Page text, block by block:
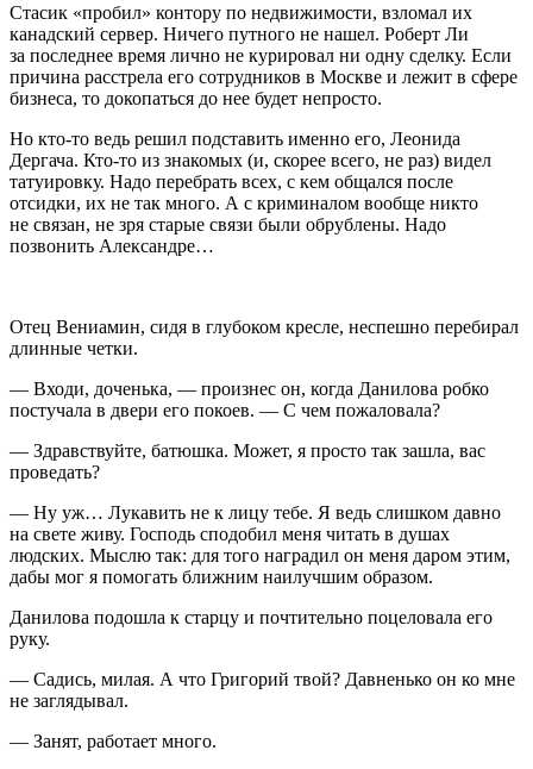
Стасик «пробил» контору по недвижимости, взломал их
канадский сервер. Ничего путного не нашел. Роберт Ли
за последнее время лично не курировал ни одну сделку. Если
причина расстрела его сотрудников в Москве и лежит в сфере
бизнеса, то докопаться до нее будет непросто.
Но кто-то ведь решил подставить именно его, Леонида
Дергача. Кто-то из знакомых (и, скорее всего, не раз) видел
татуировку. Надо перебрать всех, с кем общался после
отсидки, их не так много. А с криминалом вообще никто
не связан, не зря старые связи были обрублены. Надо
позвонить Александре…
Отец Вениамин, сидя в глубоком кресле, неспешно перебирал
длинные четки.
— Входи, доченька, — произнес он, когда Данилова робко
постучала в двери его покоев. — С чем пожаловала?
— Здравствуйте, батюшка. Может, я просто так зашла, вас
проведать?
— Ну уж… Лукавить не к лицу тебе. Я ведь слишком давно
на свете живу. Господь сподобил меня читать в душах
людских. Мыслю так: для того наградил он меня даром этим,
дабы мог я помогать ближним наилучшим образом.
Данилова подошла к старцу и почтительно поцеловала его
руку.
— Садись, милая. А что Григорий твой? Давненько он ко мне
не заглядывал.
— Занят, работает много.